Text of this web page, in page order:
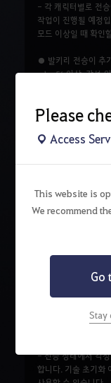
Please
Access
This website is
We recommend
Go
Stay
- 각 캐릭터별로 전
작업이 진행될 예정
모드 이상일 때 확인
● 발키리 전승이 추
- Lv. 56 이상, 각성
탭에서도 확인할 수
- 전승 의뢰로 발키
장검과 방패를 활용
- 기술(K) 창에 주무
받습니다.
- 전승 탭의 기술과
- 전승 탭에 있는 기
- 전승 탭에 없는 기
있습니다.
- 기술 초기화를 통
- 전승 탭의 기술 습
- 전승 상태에서 각
합니다. 기술 초기화